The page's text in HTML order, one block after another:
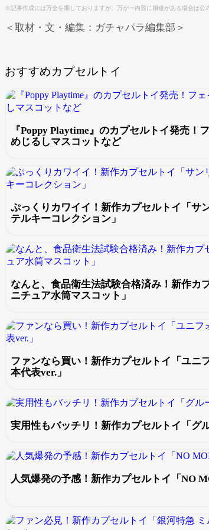
※記事作成には万全を期しておりますが、万が一内容に相違がある場合は公
＜取材・文・編集：ガチャパラ編集部＞
おすすめカプセルトイ
『Poppy Playtime』のカプセルトイ発売！
めじるしマスコットなど
ぷっくりカワイイ！新作カプセルトイ「サ
テルキーコレクション」
なんと、食品衛生法試験合格済み！新作カ
ニチュア水筒マスコット」
ファンなら買い！新作カプセルトイ「ユニ
本代表ver.」
実用性もバッチリ！新作カプセルトイ「グ
人気爆発の予感！新作カプセルトイ「NO